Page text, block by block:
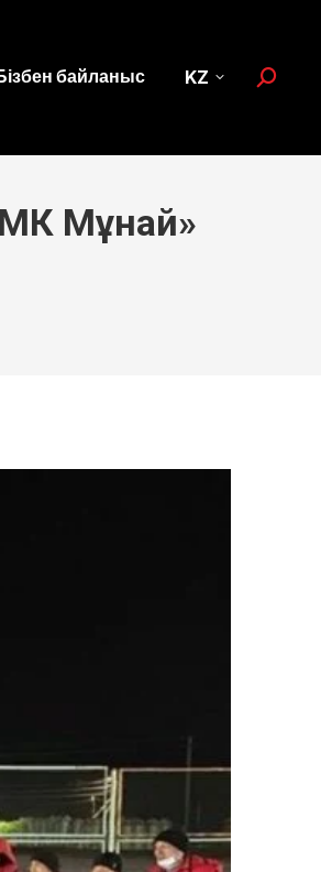
байланыс KZ Search:
Мұнай»